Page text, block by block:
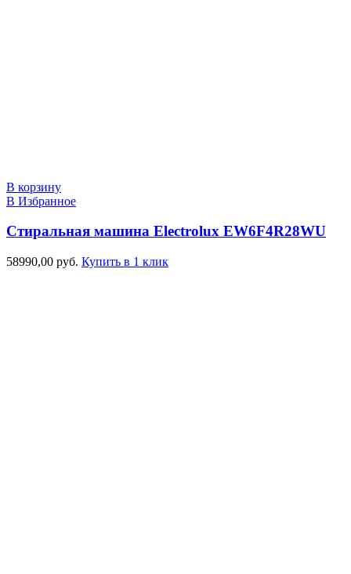
В корзину
В Избранное
Стиральная машина Electrolux EW6F4R28WU
58990,00 руб. Купить в 1 клик